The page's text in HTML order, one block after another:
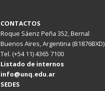
CONTACTOS
Roque Sáenz Peña 352, Bernal
Buenos Aires, Argentina (B1876BXD)
Tel. (+54 11) 4365 7100
Listado de internos
info@unq.edu.ar
SEDES